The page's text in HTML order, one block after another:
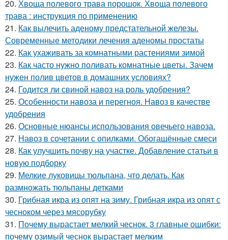
20. Хвоща полевого трава порошок. Хвоща полевого
трава : инструкция по применению
21. Как вылечить аденому предстательной железы.
Современные методики лечения аденомы простаты
22. Как ухаживать за комнатными растениями зимой
23. Как часто нужно поливать комнатные цветы. Зачем
нужен полив цветов в домашних условиях?
24. Годится ли свиной навоз на роль удобрения?
25. Особенности навоза и перегноя. Навоз в качестве
удобрения
26. Основные нюансы использования овечьего навоза.
27. Навоз в сочетании с опилками. Обогащённые смеси
28. Как улучшить почву на участке. Добавление статьи в
новую подборку
29. Мелкие луковицы тюльпана, что делать. Как
размножать тюльпаны детками
30. Грибная икра из опят на зиму. Грибная икра из опят с
чесноком через мясорубку
31. Почему вырастает мелкий чеснок. 3 главные ошибки:
почему озимый чеснок вырастает мелким